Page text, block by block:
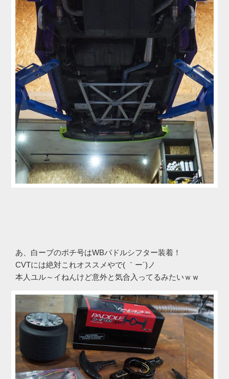
あ、白ーブのポチ号はWBパドルシフター装着！
CVTには絶対これオススメやで( ｀ー´)ノ
本人ユル～イねんけど意外と気合入ってるみたいｗｗ